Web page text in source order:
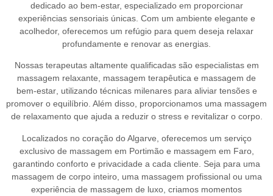
dedicado ao bem-estar, especializado em proporcionar
experiências sensoriais únicas. Com um ambiente elegante e
acolhedor, oferecemos um refúgio para quem deseja relaxar
profundamente e renovar as energias.
Nossas terapeutas altamente qualificadas são especialistas em
massagem relaxante, massagem terapêutica e massagem de
bem-estar, utilizando técnicas milenares para aliviar tensões e
promover o equilíbrio. Além disso, proporcionamos uma massagem
de relaxamentoque ajuda a reduzir o stress e revitalizar o corpo.
Localizados no coração do Algarve, oferecemos um serviço
exclusivo de massagem em Portimãoe massagem em Faro,
garantindo conforto e privacidade a cada cliente. Seja para uma
massagem de corpo inteiro, uma massagem profissionalou uma
experiência de massagem de luxo , criamos momentos